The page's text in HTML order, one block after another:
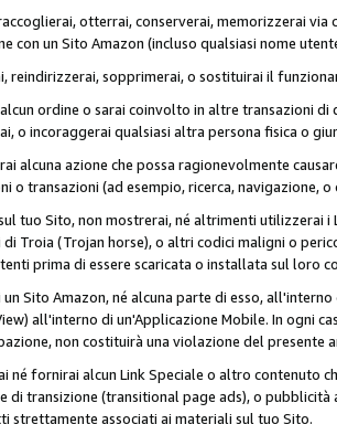
otterrai, conserverai, memorizzerai
con un Sito Amazon (incluso qualsiasi nome
reindirizzerai, sopprimerai, o sostituirai il
ordine o sarai coinvolto in altre transazioni
o incoraggerai qualsiasi altra persona fisica o
alcuna azione che possa ragionevolmente
o transazioni (ad esempio, ricerca, navigazione,
tuo Sito, non mostrerai, né altrimenti utilizzerai
Troia (Trojan horse), o altri codici maligni o
prima di essere scaricata o installata sul loro
un Sito Amazon, né alcuna parte di esso,
all'interno di un'Applicazione Mobile. In ogni
non costituirà una violazione del presente
né fornirai alcun Link Speciale o altro contenuto
di transizione (transitional page ads), o
strettamente associati ai materiali sul tuo Sito.